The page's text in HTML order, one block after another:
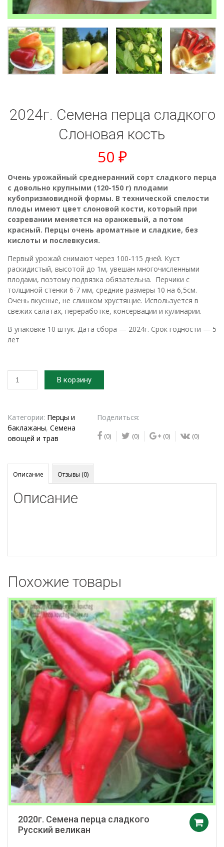
2024г. Семена перца сладкого
Слоновая кость
50 ₽
Очень урожайный среднеранний сорт сладкого перца
с довольно крупными (120-150 г) плодами
кубопризмовидной формы. В технической спелости
плоды имеют цвет слоновой кости, который при
созревании меняется на оранжевый, а потом
красный. Перцы очень ароматные и сладкие, без
кислоты и послевкусия.
Первый урожай снимают через 100-115 дней. Куст
раскидистый, высотой до 1м, увешан многочисленными
плодами, поэтому подвязка обязательна. Перчики с
толщиной стенки 6-7 мм, средние размеры 10 на 6,5см.
Очень вкусные, не слишком хрустящие. Используется в
свежих салатах, переработке, консервации и кулинарии.
В упаковке 10 штук. Дата сбора — 2024г. Срок годности — 5
лет
Количество
товара
перца
сладкого
Слоновая
В корзину
Категории: Перцы и
баклажаны, Семена
овощей и трав
Поделиться:
(0) (0) (0) (0)
Описание Отзывы (0)
Описание
Похожие товары
2020г. Семена перца сладкого
Русский великан